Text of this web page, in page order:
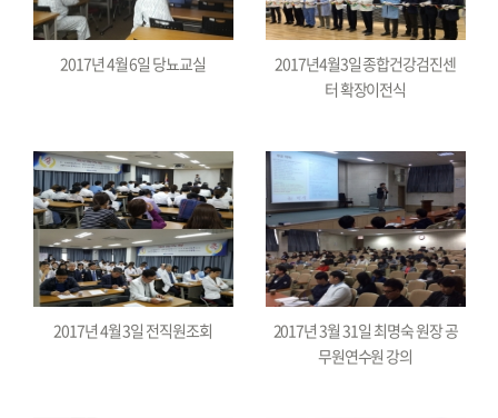
2017년 4월 6일 당뇨교실
2017년4월3일 종합건강검진센
터 확장이전식
2017년 4월 3일 전직원조회
2017년 3월 31일 최명숙 원장 공
무원연수원 강의